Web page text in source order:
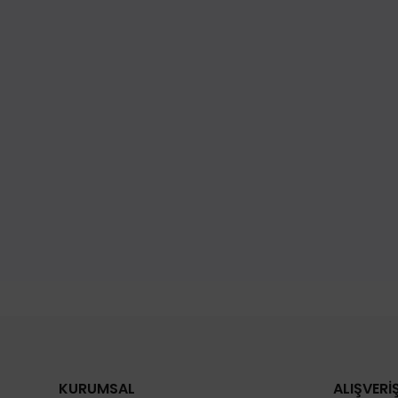
KURUMSAL